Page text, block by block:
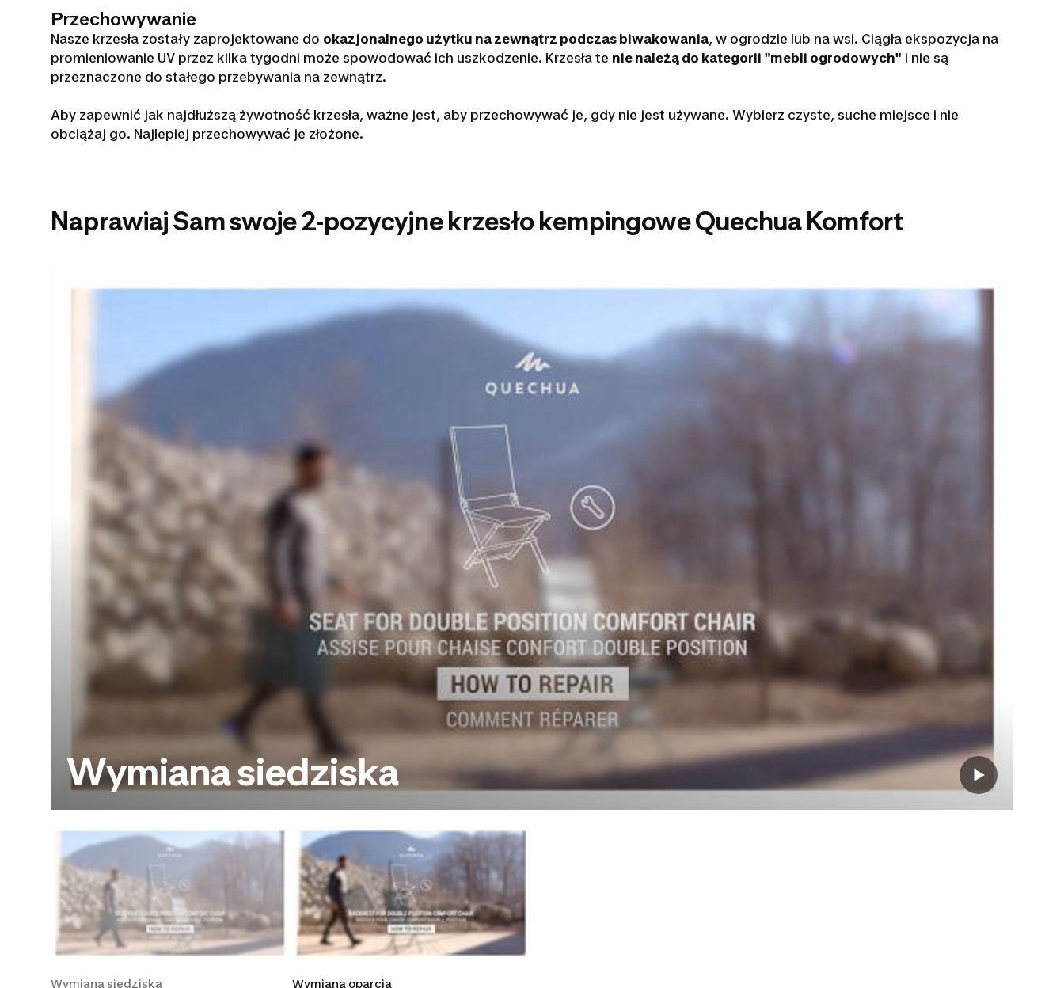
Przechowywanie
Nasze krzesła zostały zaprojektowane do okazjonalnego użytku na zewnątrz podczas biwakowania, w ogrodzie lub na wsi. Ciągła ekspozycja na
promieniowanie UV przez kilka tygodni może spowodować ich uszkodzenie. Krzesła te nie należą do kategorii "mebli ogrodowych" i nie są
przeznaczone do stałego przebywania na zewnątrz.
Aby zapewnić jak najdłuższą żywotność krzesła, ważne jest, aby przechowywać je, gdy nie jest używane. Wybierz czyste, suche miejsce i nie
obciążaj go. Najlepiej przechowywać je złożone.
Naprawiaj Sam swoje 2-pozycyjne krzesło kempingowe Quechua Komfort
Wymiana siedziska
Wymiana siedziska Wymiana oparcia